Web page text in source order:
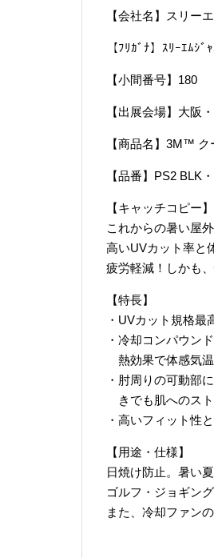
【会社名】スリー
【ﾌﾘｶﾞﾅ】ｽﾘｰｴﾑｼﾞ
【小間番号】180
【出展会場】大阪
【商品名】3M™
【品番】PS2 BLK
【キャッチコピー】
これからの暑い屋
高いUVカット率と
疲労軽減！しかも
【特長】
・UVカット規格
・冷却コンパウン
熱効果で体感気
・肘周りの可動部
きでも肌へのス
・高いフィット性
【用途・仕様】
日焼け防止。暑い
ゴルフ・ジョギン
また、冷却ファン